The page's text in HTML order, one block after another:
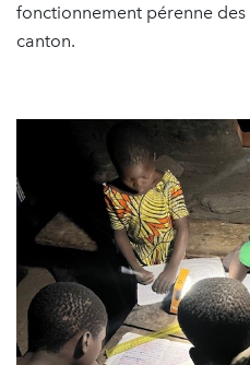
fonctionnement pérenne
canton.